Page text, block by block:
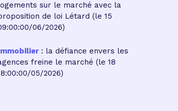
sur le marché avec la
de loi Létard (le 15
06/2026)
: la défiance envers les
freine le marché (le 18
05/2026)